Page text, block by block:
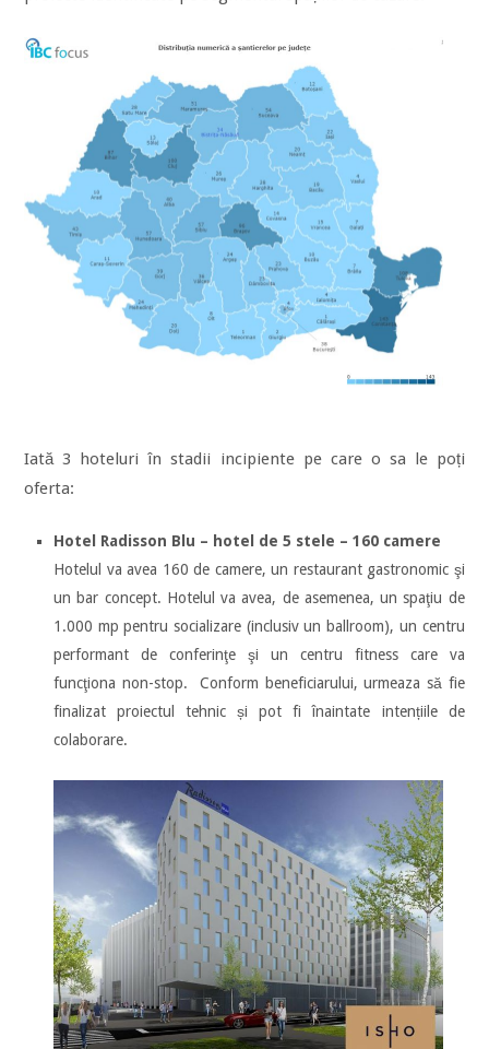
Iată 3 hoteluri în stadii incipiente pe care o sa le poți
oferta:
Hotel Radisson Blu – hotel de 5 stele – 160 camere
Hotelul va avea 160 de camere, un restaurant gastronomic şi
un bar concept. Hotelul va avea, de asemenea, un spaţiu de
1.000 mp pentru socializare (inclusiv un ballroom), un centru
performant de conferinţe şi un centru fitness care va
funcţiona non-stop. Conform beneficiarului, urmeaza să fie
finalizat proiectul tehnic și pot fi înaintate intențiile de
colaborare.